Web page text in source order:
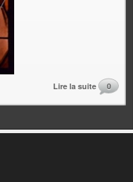
Lire la suite 0